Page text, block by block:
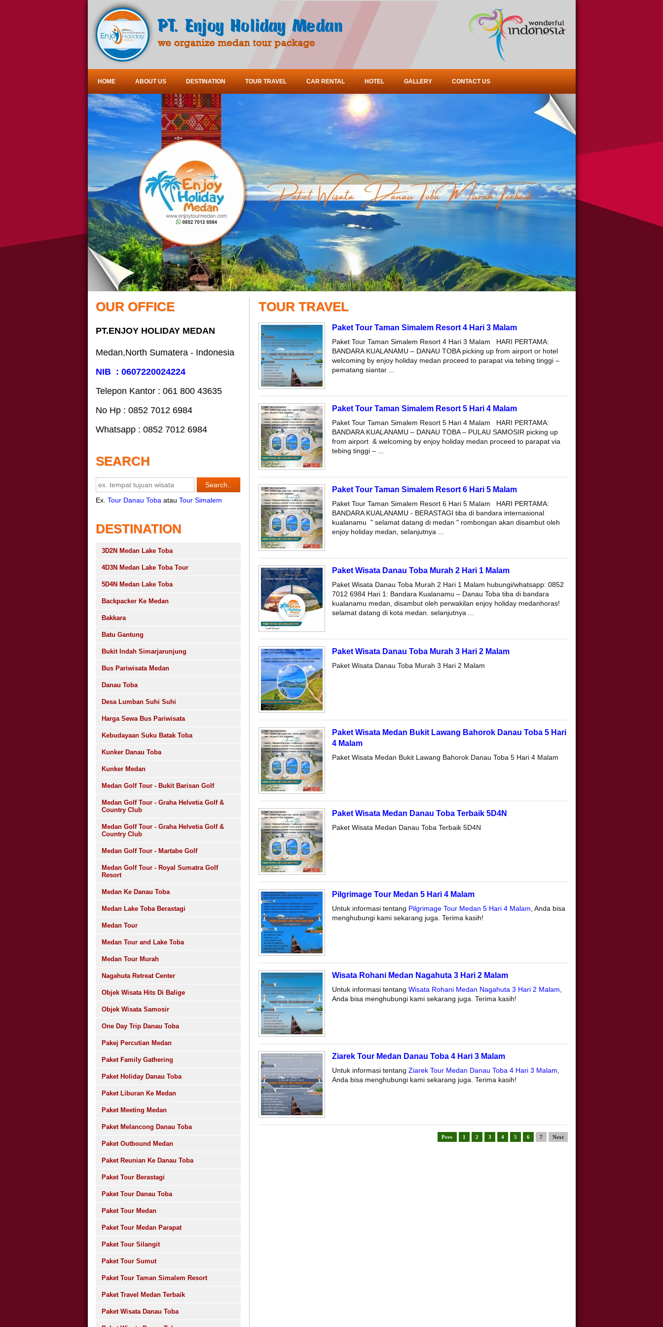
HOME ABOUT US DESTINATION TOUR TRAVEL CAR RENTAL HOTEL GALLERY CONTACT US
OUR OFFICE
PT.ENJOY HOLIDAY MEDAN
Medan,North Sumatera - Indonesia
NIB : 0607220024224
Telepon Kantor : 061‎ 800 43635
No Hp : 0852 7012 6984
Whatsapp : 0852 7012 6984
SEARCH
Ex. Tour Danau Toba atau Tour Simalem
DESTINATION
3D2N Medan Lake Toba
4D3N Medan Lake Toba Tour
5D4N Medan Lake Toba
Backpacker Ke Medan
Bakkara
Batu Gantung
Bukit Indah Simarjarunjung
Bus Pariwisata Medan
Danau Toba
Desa Lumban Suhi Suhi
Harga Sewa Bus Pariwisata
Kebudayaan Suku Batak Toba
Kunker Danau Toba
Kunker Medan
Medan Golf Tour - Bukit Barisan Golf
Medan Golf Tour - Graha Helvetia Golf &
Country Club
Medan Golf Tour - Graha Helvetia Golf &
Country Club
Medan Golf Tour - Martabe Golf
Medan Golf Tour - Royal Sumatra Golf
Resort
Medan Ke Danau Toba
Medan Lake Toba Berastagi
Medan Tour
Medan Tour and Lake Toba
Medan Tour Murah
Nagahuta Retreat Center
Objek Wisata Hits Di Balige
Objek Wisata Samosir
One Day Trip Danau Toba
Pakej Percutian Medan
Paket Family Gathering
Paket Holiday Danau Toba
Paket Liburan Ke Medan
Paket Meeting Medan
Paket Melancong Danau Toba
Paket Outbound Medan
Paket Reunian Ke Danau Toba
Paket Tour Berastagi
Paket Tour Danau Toba
Paket Tour Medan
Paket Tour Medan Parapat
Paket Tour Silangit
Paket Tour Sumut
Paket Tour Taman Simalem Resort
Paket Travel Medan Terbaik
Paket Wisata Danau Toba
TOUR TRAVEL
Paket Tour Taman Simalem Resort 4 Hari 3 Malam
Paket Tour Taman Simalem Resort 4 Hari 3 Malam HARI PERTAMA:
BANDARA KUALANAMU – DANAU TOBA picking up from airport or hotel
welcoming by enjoy holiday medan proceed to parapat via tebing tinggi –
pematang siantar ...
Paket Tour Taman Simalem Resort 5 Hari 4 Malam
Paket Tour Taman Simalem Resort 5 Hari 4 Malam HARI PERTAMA:
BANDARA KUALANAMU – DANAU TOBA – PULAU SAMOSIR picking up
from airport & welcoming by enjoy holiday medan proceed to parapat via
tebing tinggi – ...
Paket Tour Taman Simalem Resort 6 Hari 5 Malam
Paket Tour Taman Simalem Resort 6 Hari 5 Malam HARI PERTAMA:
BANDARA KUALANAMU - BERASTAGI tiba di bandara internasional
kualanamu " selamat datang di medan " rombongan akan disambut oleh
enjoy holiday medan, selanjutnya ...
Paket Wisata Danau Toba Murah 2 Hari 1 Malam
Paket Wisata Danau Toba Murah 2 Hari 1 Malam hubungi/whatsapp: 0852
7012 6984 Hari 1: Bandara Kualanamu – Danau Toba tiba di bandara
kualanamu medan, disambut oleh perwakilan enjoy holiday medanhoras!
selamat datang di kota medan. selanjutnya ...
Paket Wisata Danau Toba Murah 3 Hari 2 Malam
Paket Wisata Danau Toba Murah 3 Hari 2 Malam
Paket Wisata Medan Bukit Lawang Bahorok Danau Toba 5 Hari
4 Malam
Paket Wisata Medan Bukit Lawang Bahorok Danau Toba 5 Hari 4 Malam
Paket Wisata Medan Danau Toba Terbaik 5D4N
Paket Wisata Medan Danau Toba Terbaik 5D4N
Pilgrimage Tour Medan 5 Hari 4 Malam
Untuk informasi tentang Pilgrimage Tour Medan 5 Hari 4 Malam , Anda bisa
menghubungi kami sekarang juga. Terima kasih!
Wisata Rohani Medan Nagahuta 3 Hari 2 Malam
Untuk informasi tentang Wisata Rohani Medan Nagahuta 3 Hari 2 Malam
Anda bisa menghubungi kami sekarang juga. Terima kasih!
Ziarek Tour Medan Danau Toba 4 Hari 3 Malam
Untuk informasi tentang Ziarek Tour Medan Danau Toba 4 Hari 3 Malam
Anda bisa menghubungi kami sekarang juga. Terima kasih!
Prev 1 2 3 4 5 6 7 Next